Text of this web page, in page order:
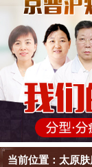
当前位置： 太原